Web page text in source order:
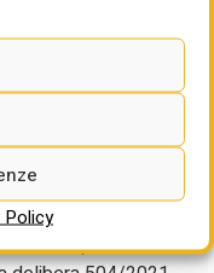
Policy
l’applicazione
misure
degli
immessa
in cui il Brp
si tratta di misure
Fer di potenza